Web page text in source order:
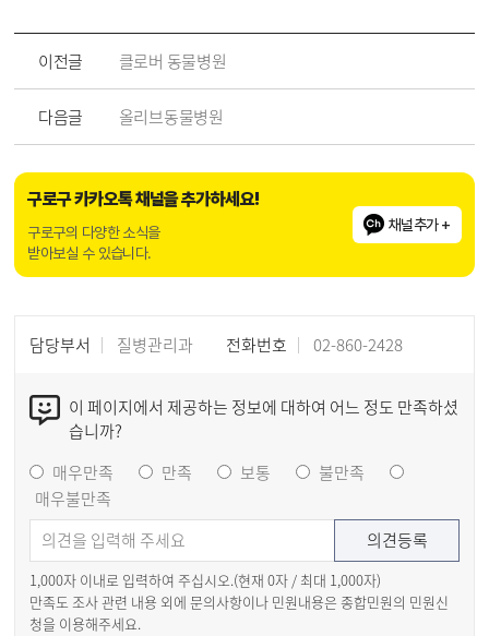
이전글 클로버 동물병원
다음글 올리브동물병원
구로구 카카오톡 채널을 추가하세요!
구로구의 다양한 소식을
받아보실 수 있습니다.
채널추가 +
담당부서 질병관리과 전화번호 02-860-2428
이 페이지에서 제공하는 정보에 대하여 어느 정도 만족하셨
습니까?
매우만족
만족 보통
불만족
매우불만족
1,000자 이내로 입력하여 주십시오.(현재 0자 / 최대 1,000자)
만족도 조사 관련 내용 외에 문의사항이나 민원내용은 종합민원의 민원신
청을 이용해주세요.